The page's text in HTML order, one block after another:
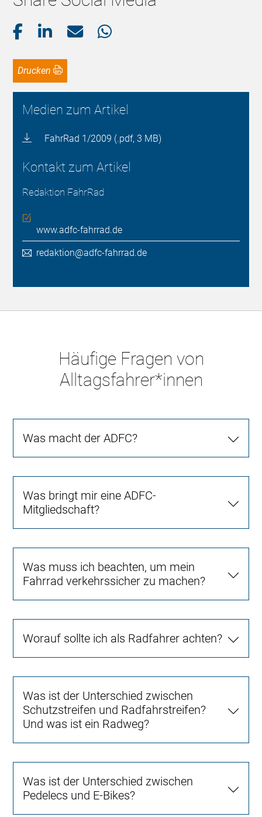
Drucken
Medien zum Artikel
FahrRad 1/2009 (.pdf, 3 MB)
Kontakt zum Artikel
Redaktion FahrRad
www.adfc-fahrrad.de
redaktion@adfc-fahrrad.de
Häufige Fragen von
Alltagsfahrer*innen
Was macht der ADFC?
Was bringt mir eine ADFC-
Mitgliedschaft?
Was muss ich beachten, um mein
Fahrrad verkehrssicher zu machen?
Worauf sollte ich als Radfahrer achten?
Was ist der Unterschied zwischen
Schutzstreifen und Radfahrstreifen?
Und was ist ein Radweg?
Was ist der Unterschied zwischen
Pedelecs und E-Bikes?